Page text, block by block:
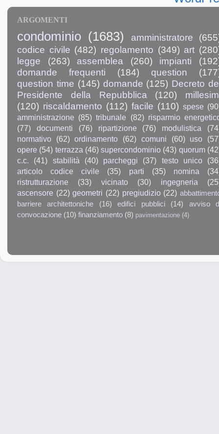
ARGOMENTI
condominio (1683) amministratore
codice civile (482) regolamento (349) art
legge
(263) assemblea (260) impianti
domande frequenti
(184) question
question time (145) domande (125) Decreto
Presidente della Repubblica
(120)
(120) riscaldamento (112) facile (110) spese
amministrazione (85) tribunale (82) risparmio
(77)
documenti (76) ripartizione (76) modulistica
normativo
(62) ordinamento (62) comuni (60) uso
opere (54) terrazza (46) supercondominio (43) quorum
c.c.
(41) stabilità (40) parcheggi (37) testo unico
articolo codice civile
(35) parti (35) nomina
ristrutturazione
(33) vicinato (30) ingegneria
ascensore (22) geometri (22) pregiudizio (22)
barriere architettoniche
(16) edifici pubblici (14)
avviso
convocazione (10) finanziamento (8) pavimentazione (4)